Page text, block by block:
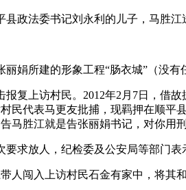
县政法委书记刘永利的儿子，马胜
娟所建的形象工程“肠衣城”（没
复上访村民。2012年2月7日，借
民代表马更友批捕，现羁押在顺
马胜江就是告张丽娟书记，对你用
求放人，纪检委及公安局等部门
人闯入上访村民石金有家中，将其